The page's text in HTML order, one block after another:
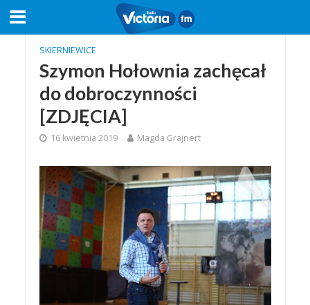
SKIERNIEWICE
Szymon Hołownia zachęcał
do dobroczynności
[ZDJĘCIA]
16 kwietnia 2019 Magda Grajnert